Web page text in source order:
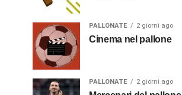
PALLONATE 2 giorni ago
Cinema nel pallone
PALLONATE 2 giorni ago